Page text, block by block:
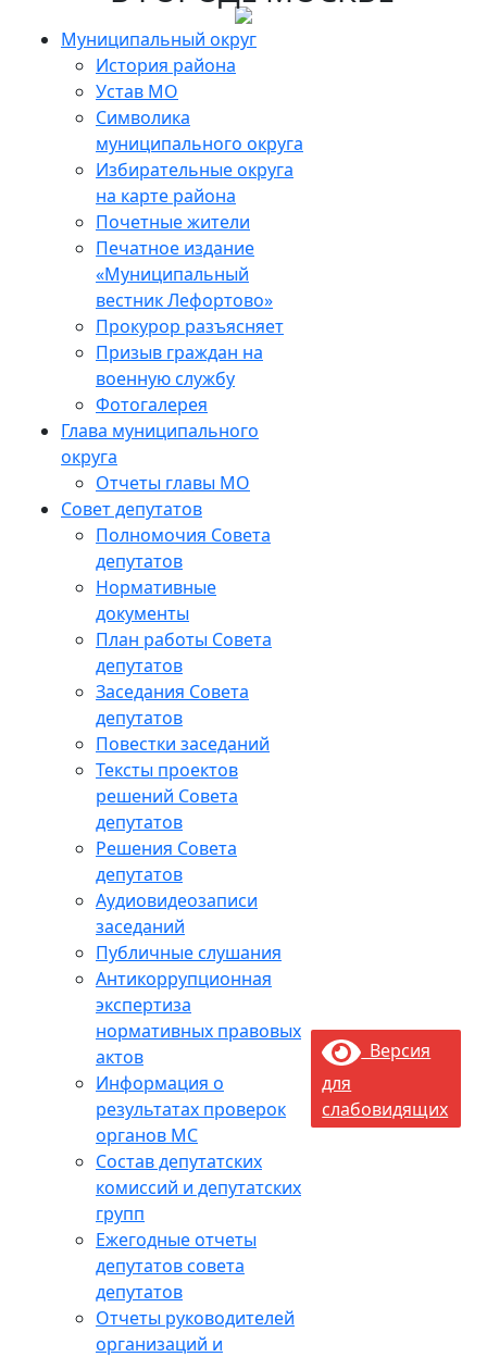
Муниципальный округ
История района
Устав МО
Символика
муниципального округа
Избирательные округа
на карте района
Почетные жители
Печатное издание
«Муниципальный
вестник Лефортово»
Прокурор разъясняет
Призыв граждан на
военную службу
Фотогалерея
Глава муниципального
округа
Отчеты главы МО
Совет депутатов
Полномочия Совета
депутатов
Нормативные
документы
План работы Совета
депутатов
Заседания Cовета
депутатов
Повестки заседаний
Тексты проектов
решений Совета
депутатов
Решения Совета
депутатов
Аудиовидеозаписи
заседаний
Публичные слушания
Антикоррупционная
экспертиза
нормативных правовых
актов
Информация о
результатах проверок
органов МС
Состав депутатских
комиссий и депутатских
групп
Ежегодные отчеты
депутатов совета
депутатов
Отчеты руководителей
организаций и
Версия
для
слабовидящих